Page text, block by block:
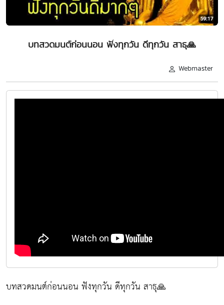
บทสวดมนต์ก่อนนอน ฟังทุกวัน ดีทุกวัน สาธุ🙏
Webmaster
บทสวดมนต์ก่อนนอน ฟังทุกวัน ดีทุกวัน สาธุ🙏